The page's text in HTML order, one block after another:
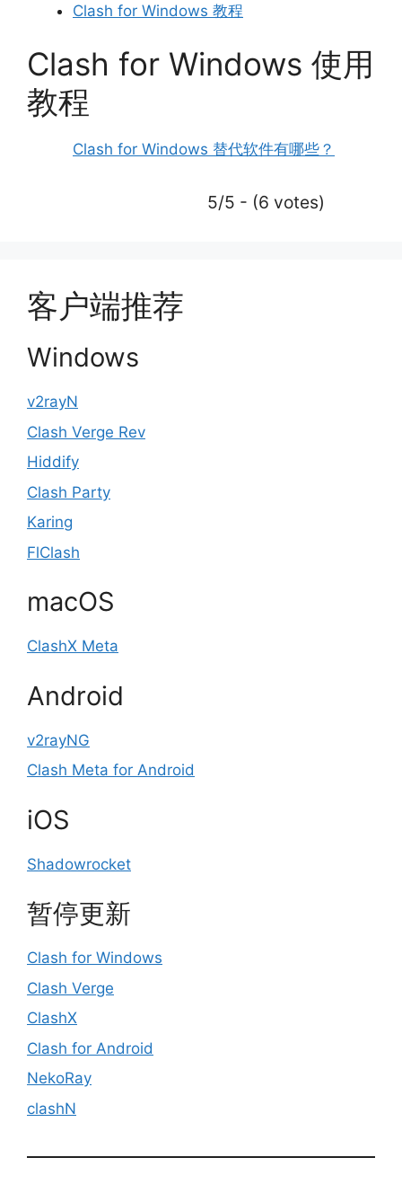
Clash for Windows 教程
Clash for Windows 使用
教程
Clash for Windows 替代软件有哪些？
5/5 - (6 votes)
客户端推荐
Windows
v2rayN
Clash Verge Rev
Hiddify
Clash Party
Karing
FlClash
macOS
ClashX Meta
Android
v2rayNG
Clash Meta for Android
iOS
Shadowrocket
暂停更新
Clash for Windows
Clash Verge
ClashX
Clash for Android
NekoRay
clashN